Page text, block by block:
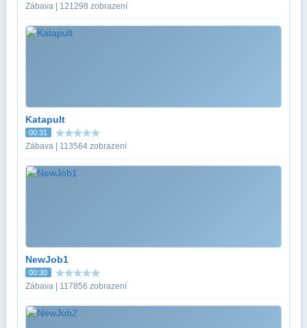
Zábava | 121298 zobrazení
Katapult
00:31
Zábava | 113564 zobrazení
NewJob1
00:30
Zábava | 117856 zobrazení